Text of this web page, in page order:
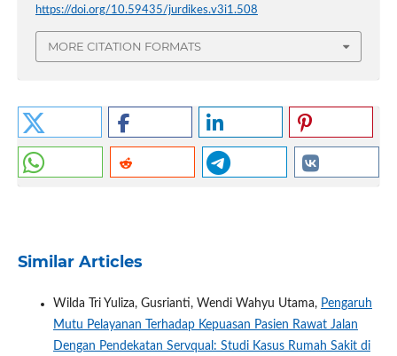
https://doi.org/10.59435/jurdikes.v3i1.508
MORE CITATION FORMATS
Similar Articles
Wilda Tri Yuliza, Gusrianti, Wendi Wahyu Utama, Pengaruh
Mutu Pelayanan Terhadap Kepuasan Pasien Rawat Jalan
Dengan Pendekatan Servqual: Studi Kasus Rumah Sakit di